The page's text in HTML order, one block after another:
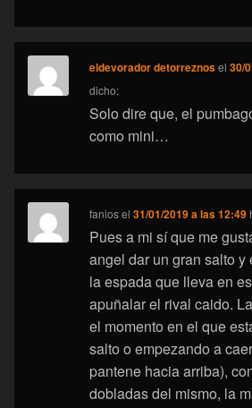
eldevorador detorreznosel30/
dicho:
Solo dire que, el
como mini…
faniosel31/01/2019 a las 12:49
Pues a mi sí que me
angel dar un gran salto
la espada que lleva en
apuñalar el rival caido.
el momento en el que
salto o empezando a
pantene hacia arriba),
dobladas del mismo, la